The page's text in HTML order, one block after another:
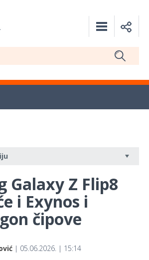
Galaxy Z Flip8
i Exynos i
čipove
| 05.06.2026. | 15:14